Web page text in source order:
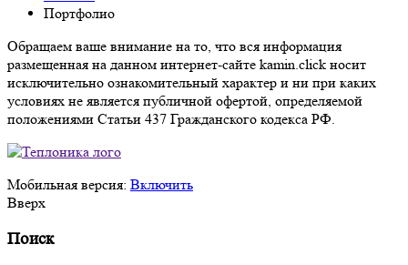
Портфолио
Обращаем ваше внимание на то, что вся информация
размещенная на данном интернет-сайте kamin.click носит
исключительно ознакомительный характер и ни при каких
условиях не является публичной офертой, определяемой
положениями Статьи 437 Гражданского кодекса РФ.
Мобильная версия: Включить
Вверх
Поиск